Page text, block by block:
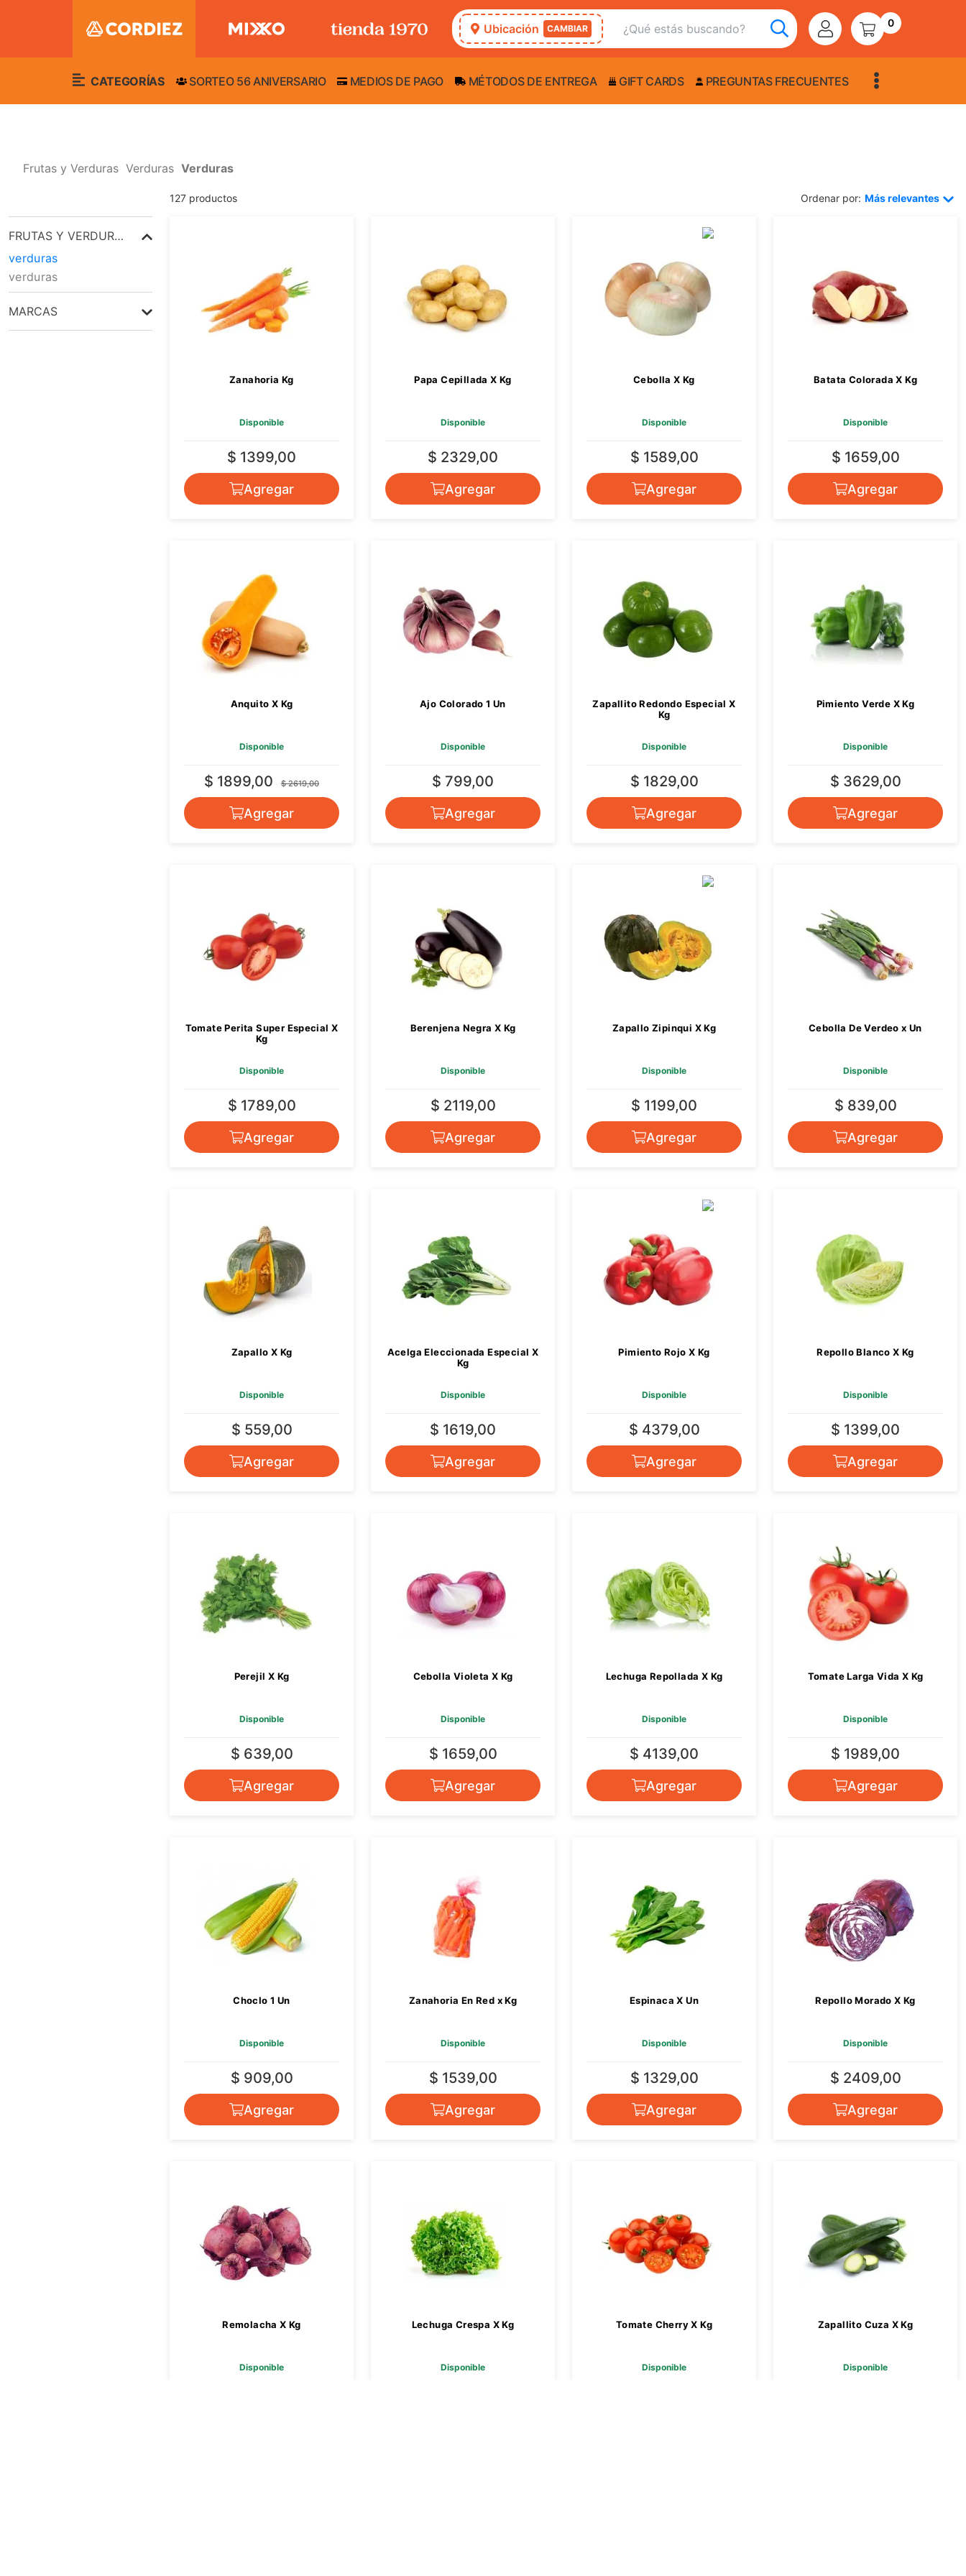
Ubicación CAMBIAR 0
CATEGORÍAS SORTEO 56 ANIVERSARIO MEDIOS DE PAGO MÉTODOS DE ENTREGA GIFT CARDS PREGUNTAS FRECUENTES
Frutas y Verduras Verduras Verduras
127 productos Ordenar por: Más relevantes
FRUTAS Y VERDURAS
verduras
verduras
MARCAS
SIN MARCA
Zanahoria Kg
Disponible
$ 1399,00
Agregar
Papa Cepillada X Kg
Disponible
$ 2329,00
Agregar
Cebolla X Kg
Disponible
$ 1589,00
Agregar
Batata Colorada X Kg
Disponible
$ 1659,00
Agregar
Anquito X Kg
Disponible
$ 1899,00 $ 2619,00
Agregar
Ajo Colorado 1 Un
Disponible
$ 799,00
Agregar
Zapallito Redondo Especial X
Kg
Disponible
$ 1829,00
Agregar
Pimiento Verde X Kg
Disponible
$ 3629,00
Agregar
Tomate Perita Super Especial X
Kg
Disponible
$ 1789,00
Agregar
Berenjena Negra X Kg
Disponible
$ 2119,00
Agregar
Zapallo Zipinqui X Kg
Disponible
$ 1199,00
Agregar
Cebolla De Verdeo x Un
Disponible
$ 839,00
Agregar
Zapallo X Kg
Disponible
$ 559,00
Agregar
Acelga Eleccionada Especial X
Kg
Disponible
$ 1619,00
Agregar
Pimiento Rojo X Kg
Disponible
$ 4379,00
Agregar
Repollo Blanco X Kg
Disponible
$ 1399,00
Agregar
Perejil X Kg
Disponible
$ 639,00
Agregar
Cebolla Violeta X Kg
Disponible
$ 1659,00
Agregar
Lechuga Repollada X Kg
Disponible
$ 4139,00
Agregar
Tomate Larga Vida X Kg
Disponible
$ 1989,00
Agregar
Choclo 1 Un
Disponible
$ 909,00
Agregar
Zanahoria En Red x Kg
Disponible
$ 1539,00
Agregar
Espinaca X Un
Disponible
$ 1329,00
Agregar
Repollo Morado X Kg
Disponible
$ 2409,00
Agregar
Remolacha X Kg
Disponible
Lechuga Crespa X Kg
Disponible
Tomate Cherry X Kg
Disponible
Zapallito Cuza X Kg
Disponible